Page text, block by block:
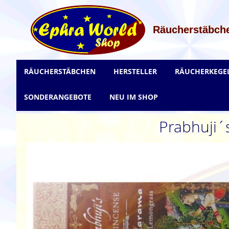
Inhalt
springen
springen
RÄUCHERSTÄBCHEN HERSTELLER
SONDERANGEBOTE NEU IM SHOP